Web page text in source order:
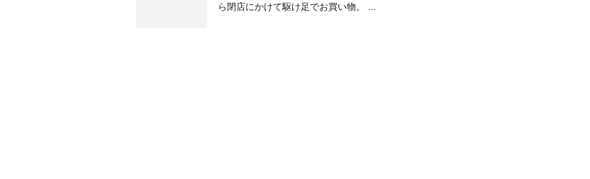
ら閉店にかけて駆け足でお買い物。 ...